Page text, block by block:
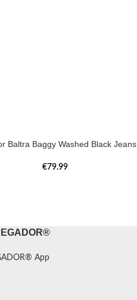
Baltra Baggy Washed Black Jeans
€79.99
App